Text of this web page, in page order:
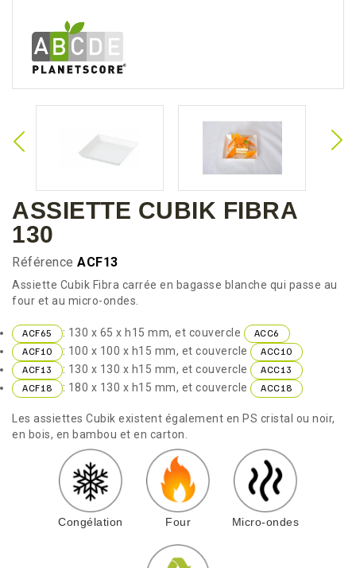
ASSIETTE CUBIK FIBRA
130
Référence ACF13
Assiette Cubik Fibra carrée en bagasse blanche qui passe au
four et au micro-ondes.
ACF65 : 130 x 65 x h15 mm, et couvercle
ACC6
ACF10
: 100 x 100 x h15 mm, et couvercle
ACC10
ACF13
: 130 x 130 x h15 mm, et couvercle
ACC13
ACF18
: 180 x 130 x h15 mm, et couvercle ACC18
Les assiettes Cubik existent également en PS cristal ou noir,
en bois, en bambou et en carton.
Congélation Four Micro-ondes